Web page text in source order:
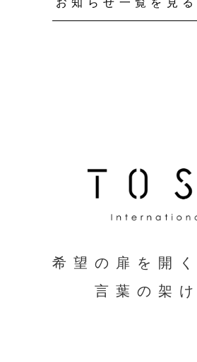
希望の扉を開
言葉の架け